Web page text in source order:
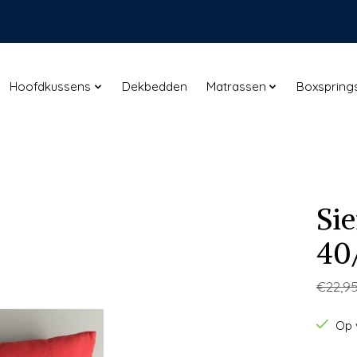
Hoofdkussens Dekbedden Matrassen
Op